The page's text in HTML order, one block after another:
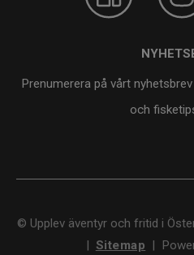
Prenumerera på vårt
och
© Upplev äventyr och fritid i
| Sitemap |